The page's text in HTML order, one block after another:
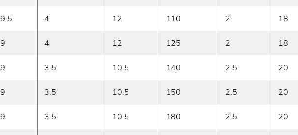
9.5 4 12 110 2 18
9 4 12 125 2 18
9 3.5 10.5 140 2.5 20
9 3.5 10.5 150 2.5 20
9 3.5 10.5 180 2.5 20